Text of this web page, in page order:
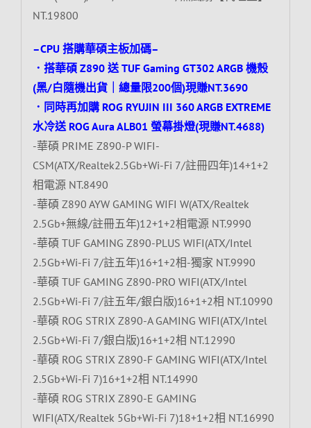
NT.19800
–CPU 搭購華碩主板加碼–
．搭華碩 Z890 送 TUF Gaming GT302 ARGB 機殼
(黑/白隨機出貨｜總量限200個)現賺NT.3690
．同時再加購 ROG RYUJIN III 360 ARGB EXTREME
水冷送 ROG Aura ALB01 螢幕掛燈(現賺NT.4688)
-華碩 PRIME Z890-P WIFI-
CSM(ATX/Realtek2.5Gb+Wi-Fi 7/註冊四年)14+1+2
相電源 NT.8490
-華碩 Z890 AYW GAMING WIFI W(ATX/Realtek
2.5Gb+無線/註冊五年)12+1+2相電源 NT.9990
-華碩 TUF GAMING Z890-PLUS WIFI(ATX/Intel
2.5Gb+Wi-Fi 7/註五年)16+1+2相-獨家 NT.9990
-華碩 TUF GAMING Z890-PRO WIFI(ATX/Intel
2.5Gb+Wi-Fi 7/註五年/銀白版)16+1+2相 NT.10990
-華碩 ROG STRIX Z890-A GAMING WIFI(ATX/Intel
2.5Gb+Wi-Fi 7/銀白版)16+1+2相 NT.12990
-華碩 ROG STRIX Z890-F GAMING WIFI(ATX/Intel
2.5Gb+Wi-Fi 7)16+1+2相 NT.14990
-華碩 ROG STRIX Z890-E GAMING
WIFI(ATX/Realtek 5Gb+Wi-Fi 7)18+1+2相 NT.16990